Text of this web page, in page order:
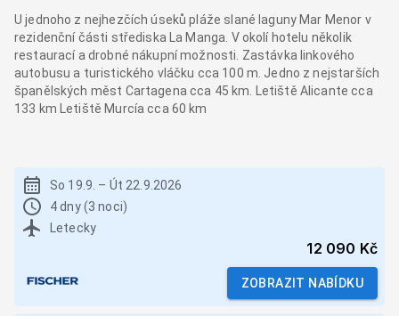
U jednoho z nejhezčích úseků pláže slané laguny Mar Menor v
rezidenční části střediska La Manga. V okolí hotelu několik
restaurací a drobné nákupní možnosti. Zastávka linkového
autobusu a turistického vláčku cca 100 m. Jedno z nejstarších
španělských měst Cartagena cca 45 km. Letiště Alicante cca
133 km Letiště Murcía cca 60 km
So 19.9. – Út 22.9.2026
4 dny (3 noci)
Letecky
12 090 Kč
ZOBRAZIT NABÍDKU